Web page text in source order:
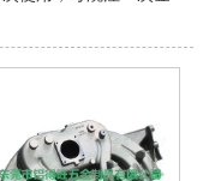
，生產(chǎn)效率很高而